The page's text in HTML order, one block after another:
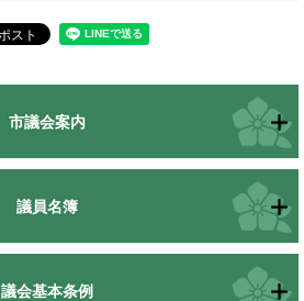
市議会案内
議員名簿
議会基本条例